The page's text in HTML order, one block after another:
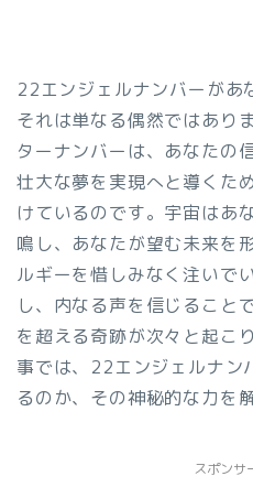
22エンジェルナンバーがあ
それは単なる偶然ではあり
ターナンバーは、あなたの
壮大な夢を実現へと導くた
けているのです。宇宙はあ
鳴し、あなたが望む未来を
ルギーを惜しみなく注いで
し、内なる声を信じること
を超える奇跡が次々と起こ
事では、22エンジェルナン
るのか、その神秘的な力を
スポンサ